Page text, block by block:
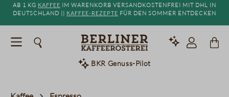
springen
Ab 1 kg Kaffee im Warenkorb versandkostenfrei mit DHL in
Deutschland || Kaffee-Rezepte für den Sommer entdecken
BKR Genuss-Pilot